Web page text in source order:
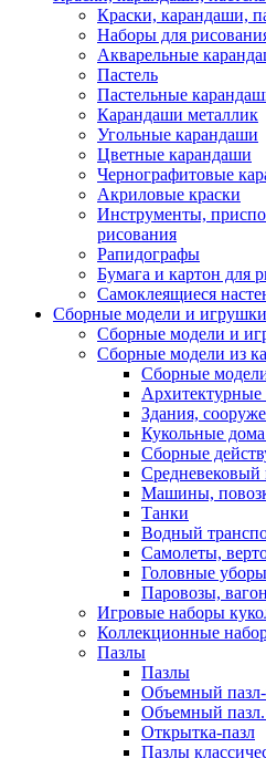
Краски, карандаши,
Наборы для
Акварельные
Пастель
Пастельные
Карандаши металлик
Угольные карандаши
Цветные карандаши
Чернографитовые
Акриловые краски
Инструменты,
рисования
Рапидографы
Бумага и картон для
Самоклеящиеся
Сборные модели и игрушки
Сборные модели и
Сборные модели из
Сборные
Архитектурные
Здания,
Кукольные
Сборные
Средневековый
Машины,
Танки
Водный
Самолеты,
Головные уборы
Паровозы,
Игровые наборы
Коллекционные
Пазлы
Пазлы
Объемный
Объемный
Открытка-пазл
Пазлы